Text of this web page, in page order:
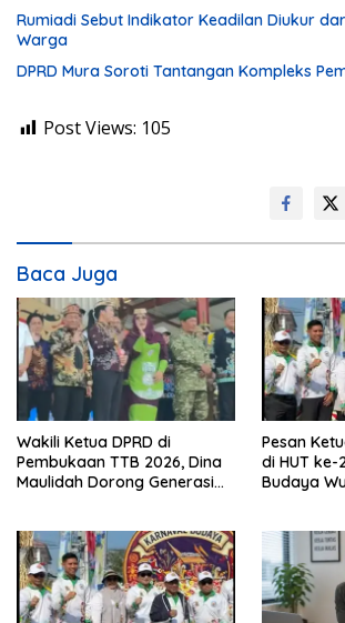
Rumiadi Sebut Indikator Keadilan Diukur
Warga
DPRD Mura Soroti Tantangan Kompleks
Post Views: 105
Baca Juga
Wakili Ketua DPRD di
Pembukaan TTB 2026, Dina
Maulidah Dorong Generasi
Pesan
di HUT ke-
Budaya